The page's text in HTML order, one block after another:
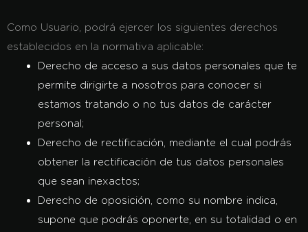
Como Usuario, podrá ejercer los siguientes derechos
establecidos en la normativa aplicable:
Derecho de acceso a sus datos personales que te
permite dirigirte a nosotros para conocer si
estamos tratando o no tus datos de carácter
personal;
Derecho de rectificación, mediante el cual podrás
obtener la rectificación de tus datos personales
que sean inexactos;
Derecho de oposición, como su nombre indica,
supone que podrás oponerte, en su totalidad o en